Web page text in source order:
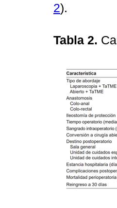
2).
Tabla 2.